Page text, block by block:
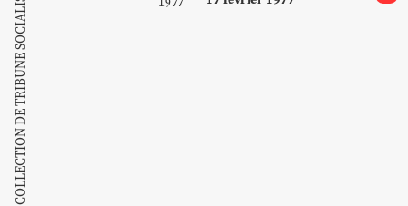
COLLECTION DE TRIBUNE SOCIALISTE